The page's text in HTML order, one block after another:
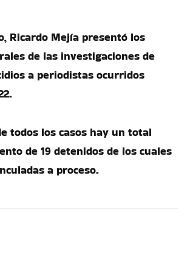
Ricardo Mejía presentó los
de las investigaciones de
a periodistas ocurridos
todos los casos hay un total
de 19 detenidos de los cuales
a proceso.